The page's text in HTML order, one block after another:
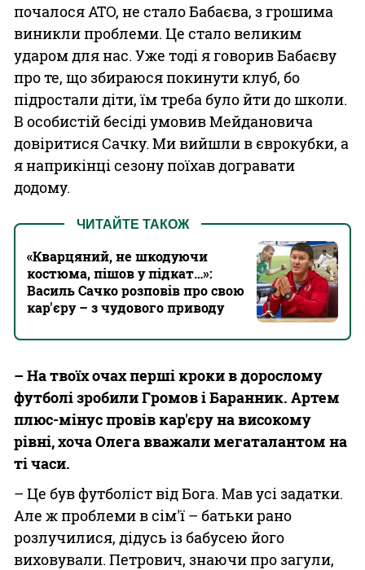
почалося АТО, не стало Бабаєва, з грошима
виникли проблеми. Це стало великим
ударом для нас. Уже тоді я говорив Бабаєву
про те, що збираюся покинути клуб, бо
підростали діти, їм треба було йти до школи.
В особистій бесіді умовив Мейдановича
довіритися Сачку. Ми вийшли в єврокубки, а
я наприкінці сезону поїхав догравати
додому.
ЧИТАЙТЕ ТАКОЖ
«Кварцяний, не шкодуючи
костюма, пішов у підкат…»:
Василь Сачко розповів про свою
кар'єру – з чудового приводу
– На твоїх очах перші кроки в дорослому
футболі зробили Громов і Баранник. Артем
плюс-мінус провів кар'єру на високому
рівні, хоча Олега вважали мегаталантом на
ті часи.
– Це був футболіст від Бога. Мав усі задатки.
Але ж проблеми в сім'ї – батьки рано
розлучилися, дідусь із бабусею його
виховували. Петрович, знаючи про загули,